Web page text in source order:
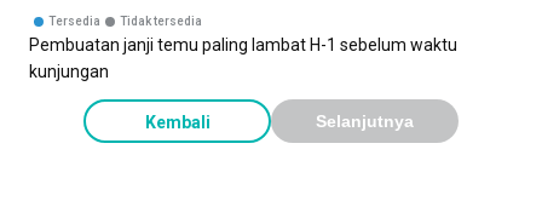
Tersedia Tidak tersedia
Pembuatan janji temu paling lambat H-1 sebelum waktu
kunjungan
Kembali